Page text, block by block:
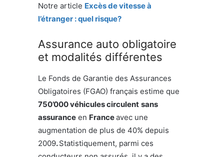
Notre article Excès de vitesse à
l’étranger : quel risque?
Assurance auto obligatoire
et modalités différentes
Le Fonds de Garantie des Assurances
Obligatoires (FGAO) français estime que
750’000 véhicules circulent sans
assurance en Franceavec une
augmentation de plus de 40% depuis
2009.Statistiquement, parmi ces